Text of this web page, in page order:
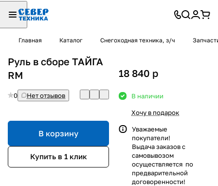
Главная Каталог Снегоходная техника, з/ч
Руль в сборе ТАЙГА
RM
0 Нет отзывов
В корзину
Купить в 1 клик
18 840 p
В наличии
Хочу в подарок
Уважаемые
покупатели!
Выдача заказов с
самовывозом
осуществляется по
предварительной
договоренности!